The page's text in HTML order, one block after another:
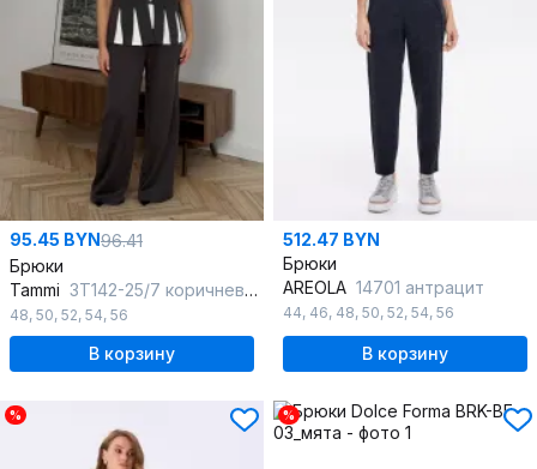
95.45 BYN96.41
Брюки
Tammi 3Т142-25/7 коричневый
48, 50, 52, 54, 56
В корзину
512.47 BYN
Брюки
AREOLA 14701 антрацит
44, 46, 48, 50, 52, 54, 56
В корзину
% %